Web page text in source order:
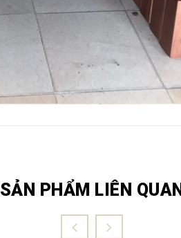
SẢN PHẨM LIÊN QUAN